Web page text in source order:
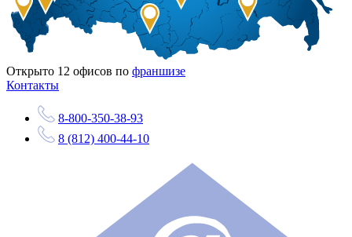
Открыто 12 офисов по франшизе
Контакты
8-800-350-38-93
8 (812) 400-44-10